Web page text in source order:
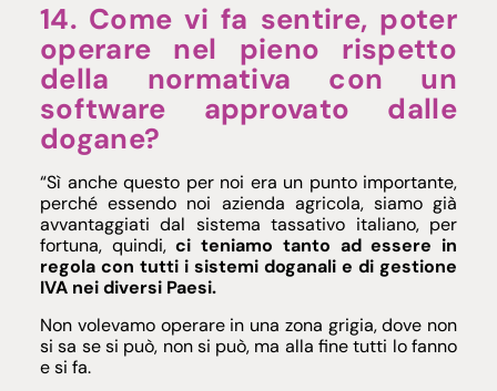
14. Come vi fa sentire, poter
operare nel pieno rispetto
della normativa con un
software approvato dalle
dogane?
“Sì anche questo per noi era un punto importante,
perché essendo noi azienda agricola, siamo già
avvantaggiati dal sistema tassativo italiano, per
fortuna, quindi,ci teniamo tanto ad essere in
regola con tutti i sistemi doganali e di gestione
IVA nei diversi Paesi.
Non volevamo operare in una zona grigia, dove non
si sa se si può, non si può, ma alla fine tutti lo fanno
e si fa.